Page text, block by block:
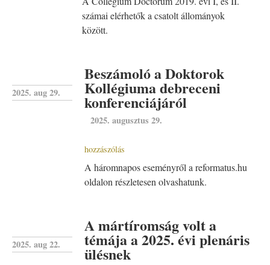
számai elérhetők a csatolt állományok
között.
2025. aug 29.
Beszámoló a Doktorok
Kollégiuma debreceni
konferenciájáról
2025. augusztus 29.
hozzászólás
A háromnapos eseményről a reformatus.hu
oldalon részletesen olvashatunk.
2025. aug 22.
A mártíromság volt a
témája a 2025. évi plenáris
ülésnek